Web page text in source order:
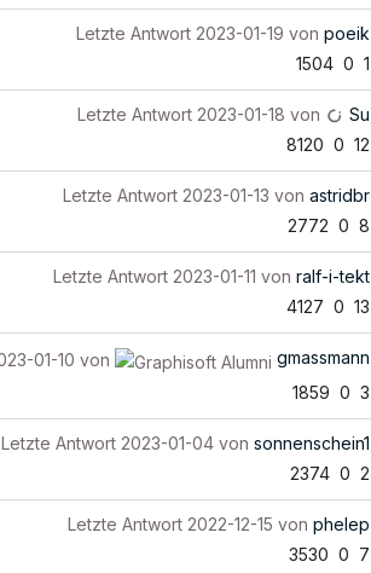
Letzte Antwort 2023-01-19 von poeik
1504 0 1
Letzte Antwort 2023-01-18 von Su
8120 0 12
Letzte Antwort 2023-01-13 von astridbr
2772 0 8
Letzte Antwort 2023-01-11 von ralf-i-tekt
4127 0 13
01-10 von gmassmann
1859 0 3
Letzte Antwort 2023-01-04 von sonnenschein1
2374 0 2
Letzte Antwort 2022-12-15 von phelep
3530 0 7